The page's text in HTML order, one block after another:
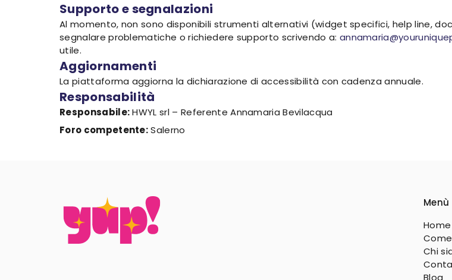
Supporto e segnalazioni
Al momento, non sono disponibili strumenti alternativi (widget specifici, help line,
segnalare problematiche o richiedere supporto scrivendo a:
utile.
Aggiornamenti
La piattaforma aggiorna la dichiarazione di accessibilità con cadenza annuale.
Responsabilità
Responsabile:HWYL srl – Referente Annamaria Bevilacqua
Foro competente:Salerno
Menù
Home
Chi
Blog